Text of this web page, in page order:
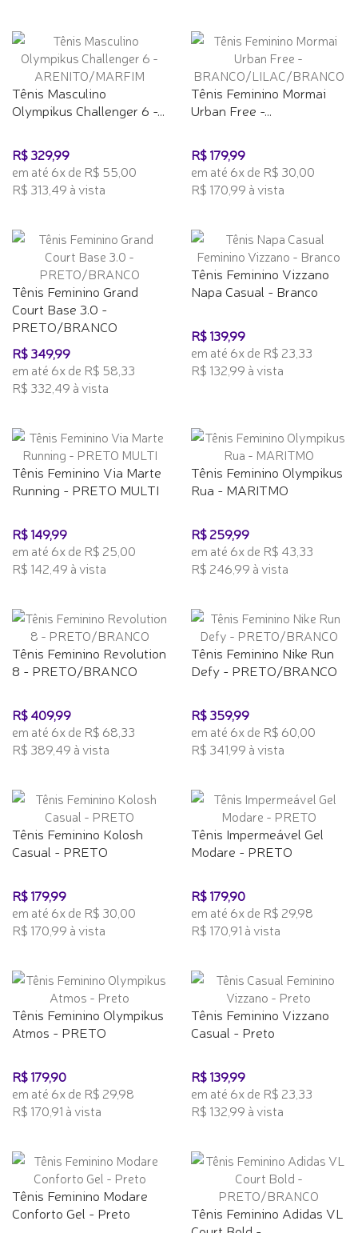
Tênis Masculino
Olympikus Challenger 6 -...
R$ 329,99
em até 6x de R$ 55,00
R$ 313,49 à vista
Tênis Feminino Mormai
Urban Free -...
R$ 179,99
em até 6x de R$ 30,00
R$ 170,99 à vista
Tênis Feminino Grand
Court Base 3.0 -
PRETO/BRANCO
R$ 349,99
em até 6x de R$ 58,33
R$ 332,49 à vista
Tênis Feminino Vizzano
Napa Casual - Branco
R$ 139,99
em até 6x de R$ 23,33
R$ 132,99 à vista
Tênis Feminino Via Marte
Running - PRETO MULTI
R$ 149,99
em até 6x de R$ 25,00
R$ 142,49 à vista
Tênis Feminino Olympikus
Rua - MARITMO
R$ 259,99
em até 6x de R$ 43,33
R$ 246,99 à vista
Tênis Feminino Revolution
8 - PRETO/BRANCO
R$ 409,99
em até 6x de R$ 68,33
R$ 389,49 à vista
Tênis Feminino Nike Run
Defy - PRETO/BRANCO
R$ 359,99
em até 6x de R$ 60,00
R$ 341,99 à vista
Tênis Feminino Kolosh
Casual - PRETO
R$ 179,99
em até 6x de R$ 30,00
R$ 170,99 à vista
Tênis Impermeável Gel
Modare - PRETO
R$ 179,90
em até 6x de R$ 29,98
R$ 170,91 à vista
Tênis Feminino Olympikus
Atmos - PRETO
R$ 179,90
em até 6x de R$ 29,98
R$ 170,91 à vista
Tênis Feminino Vizzano
Casual - Preto
R$ 139,99
em até 6x de R$ 23,33
R$ 132,99 à vista
Tênis Feminino Modare
Conforto Gel - Preto
Tênis Feminino Adidas VL